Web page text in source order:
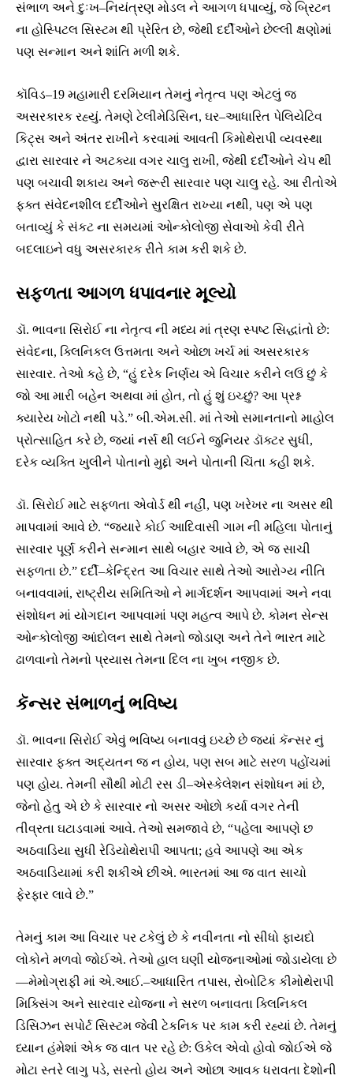
સંભાળ અને દુઃખ–નિયંત્રણ મોડલ ને આગળ ધપાવ્યું, જે બ્રિટન
ના હોસ્પિટલ સિસ્ટમ થી પ્રેરિત છે, જેથી દર્દીઓને છેલ્લી ક્ષણોમાં
પણ સન્માન અને શાંતિ મળી શકે.
કૉવિડ–19 મહામારી દરમિયાન તેમનું નેતૃત્વ પણ એટલું જ
અસરકારક રહ્યું. તેમણે ટેલીમેડિસિન, ઘર–આધારિત પેલિયેટિવ
કિટ્સ અને અંતર રાખીને કરવામાં આવતી કિમોથેરાપી વ્યવસ્થા
દ્વારા સારવાર ને અટક્યા વગર ચાલુ રાખી, જેથી દર્દીઓને ચેપ થી
પણ બચાવી શકાય અને જરૂરી સારવાર પણ ચાલુ રહે. આ રીતોએ
ફક્ત સંવેદનશીલ દર્દીઓને સુરક્ષિત રાખ્યા નથી, પણ એ પણ
બતાવ્યું કે સંકટ ના સમયમાં ઓન્કોલોજી સેવાઓ કેવી રીતે
બદલાઇને વધુ અસરકારક રીતે કામ કરી શકે છે.
સફળતા આગળ ધપાવનાર મૂલ્યો
ડૉ. ભાવના સિરોઈ ના નેતૃત્વ ની મધ્ય માં ત્રણ સ્પષ્ટ સિદ્ધાંતો છે:
સંવેદના, ક્લિનિકલ ઉત્તમતા અને ઓછા ખર્ચ માં અસરકારક
સારવાર. તેઓ કહે છે, “હું દરેક નિર્ણય એ વિચાર કરીને લઉં છું કે
જો આ મારી બહેન અથવા માં હોત, તો હું શું ઇચ્છું? આ પ્રશ્ન
ક્યારેય ખોટો નથી પડે.” બી.એમ.સી. માં તેઓ સમાનતાનો માહોલ
પ્રોત્સાહિત કરે છે, જ્યાં નર્સ થી લઈને જુનિયર ડૉક્ટર સુધી,
દરેક વ્યક્તિ ખુલીને પોતાનો મુદ્દો અને પોતાની ચિંતા કહી શકે.
ડૉ. સિરોઈ માટે સફળતા એવોર્ડ થી નહીં, પણ ખરેખર ના અસર થી
માપવામાં આવે છે. “જ્યારે કોઈ આદિવાસી ગામ ની મહિલા પોતાનું
સારવાર પૂર્ણ કરીને સન્માન સાથે બહાર આવે છે, એ જ સાચી
સફળતા છે.” દર્દી–કેન્દ્રિત આ વિચાર સાથે તેઓ આરોગ્ય નીતિ
બનાવવામાં, રાષ્ટ્રીય સમિતિઓ ને માર્ગદર્શન આપવામાં અને નવા
સંશોધન માં યોગદાન આપવામાં પણ મહત્વ આપે છે. કોમન સેન્સ
ઓન્કોલોજી આંદોલન સાથે તેમનો જોડાણ અને તેને ભારત માટે
ઢાળવાનો તેમનો પ્રયાસ તેમના દિલ ના ખુબ નજીક છે.
કૅન્સર સંભાળનું ભવિષ્ય
ડૉ. ભાવના સિરોઈ એવું ભવિષ્ય બનાવવું ઇચ્છે છે જ્યાં કૅન્સર નું
સારવાર ફક્ત અદ્યતન જ ન હોય, પણ સબ માટે સરળ પહોંચમાં
પણ હોય. તેમની સૌથી મોટી રસ ડી–એસ્કેલેશન સંશોધન માં છે,
જેનો હેતુ એ છે કે સારવાર નો અસર ઓછો કર્યા વગર તેની
તીવ્રતા ઘટાડવામાં આવે. તેઓ સમજાવે છે, “પહેલા આપણે છ
અઠવાડિયા સુધી રેડિયોથેરાપી આપતા; હવે આપણે આ એક
અઠવાડિયામાં કરી શકીએ છીએ. ભારતમાં આ જ વાત સાચો
ફેરફાર લાવે છે.”
તેમનું કામ આ વિચાર પર ટકેલું છે કે નવીનતા નો સીધો ફાયદો
લોકોને મળવો જોઈએ. તેઓ હાલ ઘણી યોજનાઓમાં જોડાયેલા છે
—મેમોગ્રાફી માં એ.આઈ.–આધારિત તપાસ, રોબોટિક કીમોથેરાપી
મિક્સિંગ અને સારવાર યોજના ને સરળ બનાવતા ક્લિનિકલ
ડિસિઝન સપોર્ટ સિસ્ટમ જેવી ટેકનિક પર કામ કરી રહ્યાં છે. તેમનું
ધ્યાન હંમેશાં એક જ વાત પર રહે છે: ઉકેલ એવો હોવો જોઈએ જે
મોટા સ્તરે લાગુ પડે, સસ્તો હોય અને ઓછા આવક ધરાવતા દેશોની